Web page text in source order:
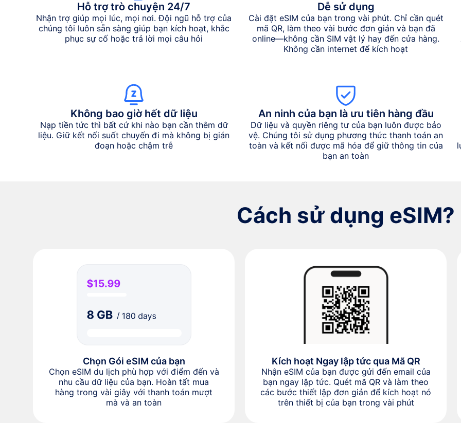
Hỗ trợ trò chuyện 24/7
Nhận trợ giúp mọi lúc, mọi nơi. Đội ngũ hỗ trợ của
chúng tôi luôn sẵn sàng giúp bạn kích hoạt, khắc
phục sự cố hoặc trả lời mọi câu hỏi
Dễ sử dụng
Cài đặt eSIM của bạn trong vài phút. Chỉ cần quét
mã QR, làm theo vài bước đơn giản và bạn đã
online—không cần SIM vật lý hay đến cửa hàng.
Không cần internet để kích hoạt
Không bao giờ hết dữ liệu
Nạp tiền tức thì bất cứ khi nào bạn cần thêm dữ
liệu. Giữ kết nối suốt chuyến đi mà không bị gián
đoạn hoặc chậm trễ
An ninh của bạn là ưu tiên hàng đầu
Dữ liệu và quyền riêng tư của bạn luôn được bảo
vệ. Chúng tôi sử dụng phương thức thanh toán an
toàn và kết nối được mã hóa để giữ thông tin của
bạn an toàn
Cách sử dụng eSIM?
Chọn Gói eSIM của bạn
Chọn eSIM du lịch phù hợp với điểm đến và
nhu cầu dữ liệu của bạn. Hoàn tất mua
hàng trong vài giây với thanh toán mượt
mà và an toàn
Kích hoạt Ngay lập tức qua Mã QR
Nhận eSIM của bạn được gửi đến email của
bạn ngay lập tức. Quét mã QR và làm theo
các bước thiết lập đơn giản để kích hoạt nó
trên thiết bị của bạn trong vài phút